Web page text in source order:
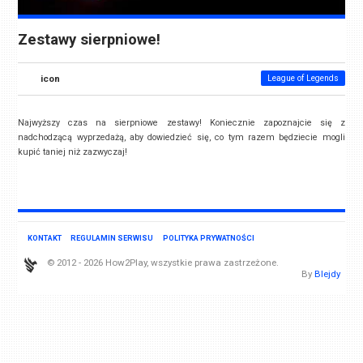
Zestawy sierpniowe!
icon League of Legends
Najwyższy czas na sierpniowe zestawy! Koniecznie zapoznajcie się z
nadchodzącą wyprzedażą, aby dowiedzieć się, co tym razem będziecie mogli
kupić taniej niż zazwyczaj!
KONTAKT REGULAMIN SERWISU POLITYKA PRYWATNOŚCI
© 2012 - 2026 How2Play, wszystkie prawa zastrzeżone.
By Blejdy